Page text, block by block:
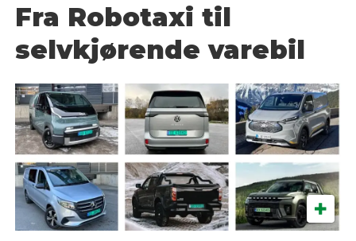
Fra Robotaxi til
selvkjørende varebil